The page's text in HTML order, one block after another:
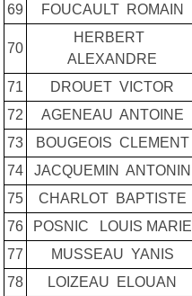
69
FOUCAULT ROMAIN
70
HERBERT
ALEXANDRE
71 DROUET VICTOR
72
AGENEAU ANTOINE
73
BOUGEOIS CLEMENT
74
JACQUEMIN ANTONIN
75
CHARLOT BAPTISTE
76
POSNIC LOUIS MARIE
77
MUSSEAU YANIS
78
LOIZEAU ELOUAN